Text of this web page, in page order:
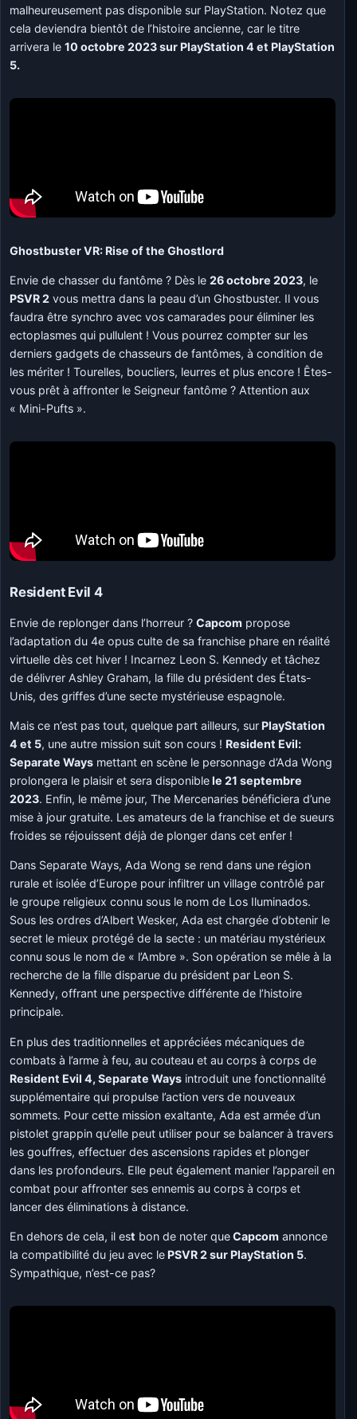
malheureusement pas disponible sur PlayStation. Notez que
cela deviendra bientôt de l’histoire ancienne, car le titre
arrivera le10 octobre 2023 sur PlayStation 4 et PlayStation
5.
Ghostbuster VR: Rise of the Ghostlord
Envie de chasser du fantôme ? Dès le26 octobre 2023, le
PSVR 2 vous mettra dans la peau d’un Ghostbuster. Il vous
faudra être synchro avec vos camarades pour éliminer les
ectoplasmes qui pullulent ! Vous pourrez compter sur les
derniers gadgets de chasseurs de fantômes, à condition de
les mériter ! Tourelles, boucliers, leurres et plus encore ! Êtes-
vous prêt à affronter le Seigneur fantôme ? Attention aux
« Mini-Pufts ».
Resident Evil 4
Envie de replonger dans l’horreur ?Capcom propose
l’adaptation du 4e opus culte de sa franchise phare en réalité
virtuelle dès cet hiver ! Incarnez Leon S. Kennedy et tâchez
de délivrer Ashley Graham, la fille du président des États-
Unis, des griffes d’une secte mystérieuse espagnole.
Mais ce n’est pas tout, quelque part ailleurs, sur PlayStation
4 et 5, une autre mission suit son cours ! Resident Evil:
Separate Ways mettant en scène le personnage d’Ada Wong
prolongera le plaisir et sera disponiblele 21 septembre
2023. Enfin, le même jour, The Mercenaries bénéficiera d’une
mise à jour gratuite. Les amateurs de la franchise et de sueurs
froides se réjouissent déjà de plonger dans cet enfer !
Dans Separate Ways, Ada Wong se rend dans une région
rurale et isolée d’Europe pour infiltrer un village contrôlé par
le groupe religieux connu sous le nom de Los Iluminados.
Sous les ordres d’Albert Wesker, Ada est chargée d’obtenir le
secret le mieux protégé de la secte : un matériau mystérieux
connu sous le nom de « l’Ambre ». Son opération se mêle à la
recherche de la fille disparue du président par Leon S.
Kennedy, offrant une perspective différente de l’histoire
principale.
En plus des traditionnelles et appréciées mécaniques de
combats à l’arme à feu, au couteau et au corps à corps de
Resident Evil 4, Separate Ways introduit une fonctionnalité
supplémentaire qui propulse l’action vers de nouveaux
sommets. Pour cette mission exaltante, Ada est armée d’un
pistolet grappin qu’elle peut utiliser pour se balancer à travers
les gouffres, effectuer des ascensions rapides et plonger
dans les profondeurs. Elle peut également manier l’appareil en
combat pour affronter ses ennemis au corps à corps et
lancer des éliminations à distance.
En dehors de cela, il est bon de noter queCapcom annonce
la compatibilité du jeu avec le PSVR 2 sur PlayStation 5.
Sympathique, n’est-ce pas?